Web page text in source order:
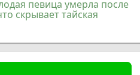
певица умерла после
скрывает тайская